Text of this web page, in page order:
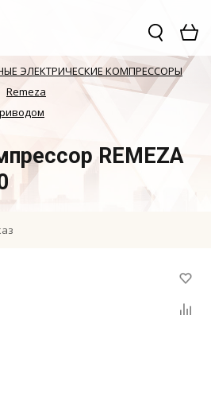
ЭЛЕКТРИЧЕСКИЕ КОМПРЕССОРЫ
Remeza
REMEZA